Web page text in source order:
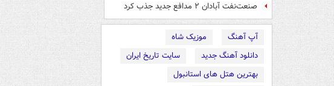
صنعت‌نفت آبادان ۲ مدافع جدید جذب کرد
آپ آهنگ
موزیک شاه
دانلود آهنگ جدید
سایت تاریخ ایران
بهترین هتل های استانبول